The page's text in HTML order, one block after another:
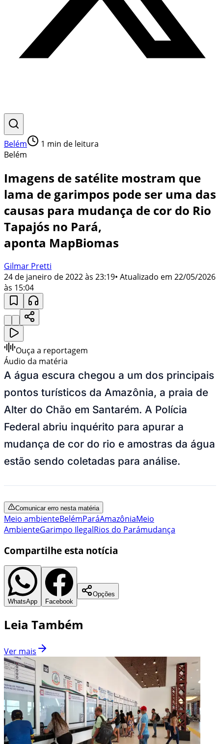
Belém 1 min de leitura
Belém
Imagens de satélite mostram que
lama de garimpos pode ser uma das
causas para mudança de cor do Rio
Tapajós no Pará,
aponta MapBiomas
Gilmar Pretti
24 de janeiro de 2022 às 23:19• Atualizado em 22/05/2026
às 15:04
Ouça a reportagem
Áudio da matéria
A água escura chegou a um dos principais
pontos turísticos da Amazônia, a praia de
Alter do Chão em Santarém. A Polícia
Federal abriu inquérito para apurar a
mudança de cor do rio e amostras da água
estão sendo coletadas para análise.
Comunicar erro nesta matéria
Meio ambienteBelémParáAmazôniaMeio
AmbienteGarimpo IlegalRios do Parámudança
Compartilhe esta notícia
WhatsApp Facebook
Opções
Leia Também
Ver mais